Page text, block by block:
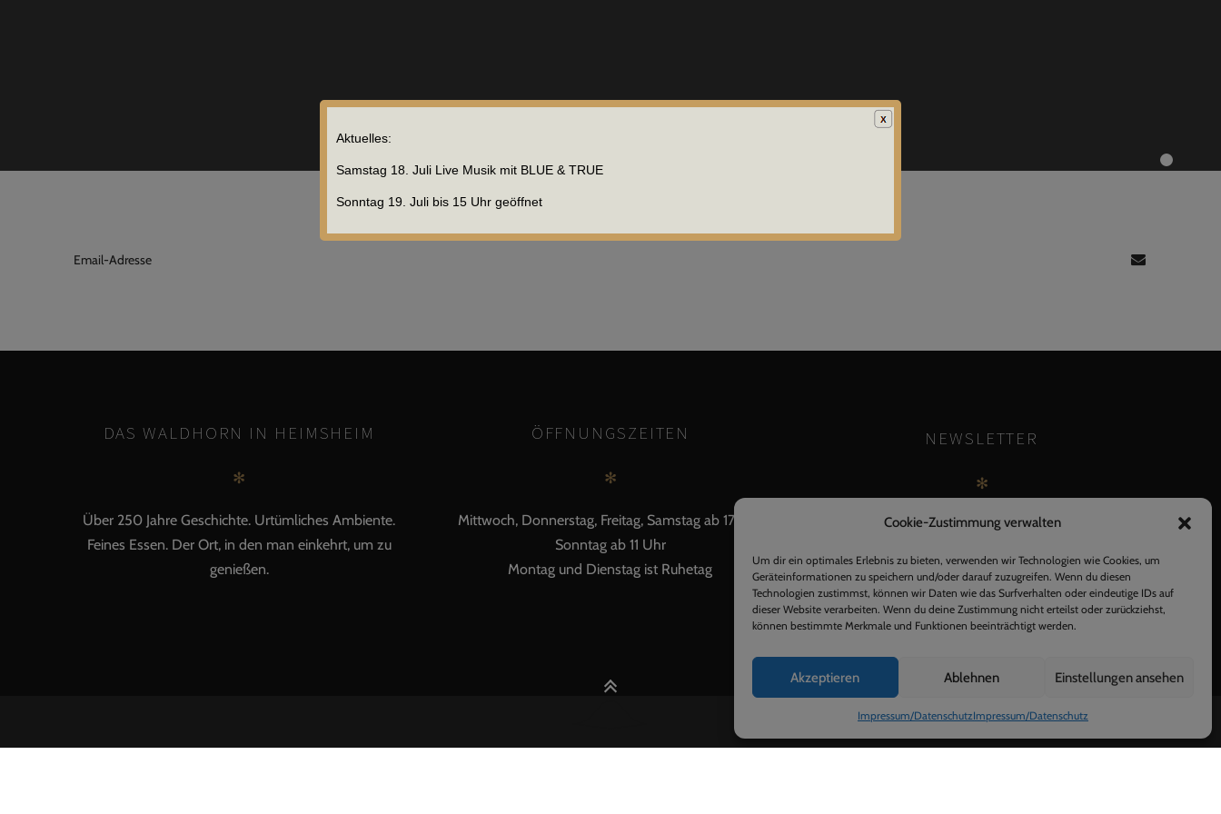
Cookie-Zustimmung verwalten
Um dir ein optimales Erlebnis zu bieten, verwenden wir Technologien wie Cookies, um
Geräteinformationen zu speichern und/oder darauf zuzugreifen. Wenn du diesen
Technologien zustimmst, können wir Daten wie das Surfverhalten oder eindeutige IDs auf
dieser Website verarbeiten. Wenn du deine Zustimmung nicht erteilst oder zurückziehst,
können bestimmte Merkmale und Funktionen beeinträchtigt werden.
Akzeptieren Ablehnen Einstellungen ansehen
Impressum/DatenschutzImpressum/Datenschutz
DAS WALDHORN IN HEIMSHEIM
✻
Über 250 Jahre Geschichte. Urtümliches Ambiente.
Feines Essen. Der Ort, in den man einkehrt, um zu
genießen.
ÖFFNUNGSZEITEN
✻
Mittwoch, Donnerstag, Freitag, Samstag ab 17 Uhr
Sonntag ab 11 Uhr
Montag und Dienstag ist Ruhetag
NEWSLETTER
✻
Aktuelles:
Samstag 18. Juli Live Musik mit BLUE & TRUE
Sonntag 19. Juli bis 15 Uhr geöffnet